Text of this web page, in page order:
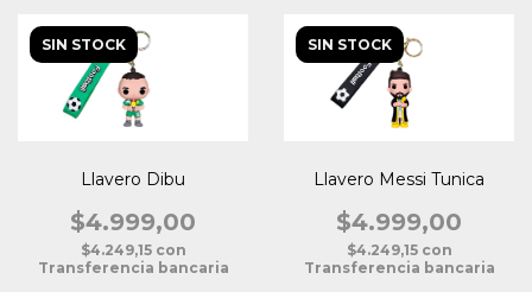
SIN STOCK
Llavero Dibu
$4.999,00
$4.249,15 con
Transferencia bancaria
SIN STOCK
Llavero Messi Tunica
$4.999,00
$4.249,15 con
Transferencia bancaria